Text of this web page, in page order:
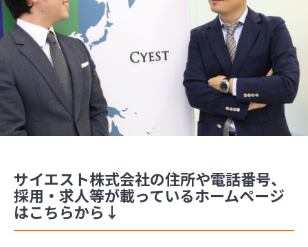
サイエスト株式会社の住所や電話番号、
採用・求人等が載っているホームページ
はこちらから↓